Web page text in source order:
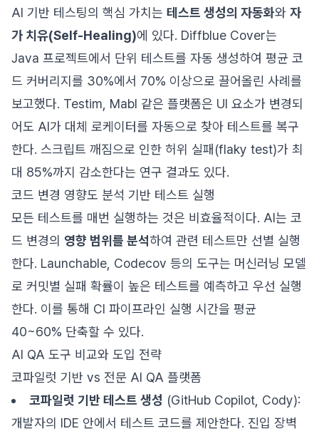
AI 기반 테스팅의 핵심 가치는 테스트 생성의 자동화와 자
가 치유(Self-Healing)에 있다. Diffblue Cover는
Java 프로젝트에서 단위 테스트를 자동 생성하여 평균 코
드 커버리지를 30%에서 70% 이상으로 끌어올린 사례를
보고했다. Testim, Mabl 같은 플랫폼은 UI 요소가 변경되
어도 AI가 대체 로케이터를 자동으로 찾아 테스트를 복구
한다. 스크립트 깨짐으로 인한 허위 실패(flaky test)가 최
대 85%까지 감소한다는 연구 결과도 있다.
코드 변경 영향도 분석 기반 테스트 실행
모든 테스트를 매번 실행하는 것은 비효율적이다. AI는 코
드 변경의 영향 범위를 분석하여 관련 테스트만 선별 실행
한다. Launchable, Codecov 등의 도구는 머신러닝 모델
로 커밋별 실패 확률이 높은 테스트를 예측하고 우선 실행
한다. 이를 통해 CI 파이프라인 실행 시간을 평균
40~60% 단축할 수 있다.
AI QA 도구 비교와 도입 전략
코파일럿 기반 vs 전문 AI QA 플랫폼
코파일럿 기반 테스트 생성 (GitHub Copilot, Cody):
개발자의 IDE 안에서 테스트 코드를 제안한다. 진입 장벽